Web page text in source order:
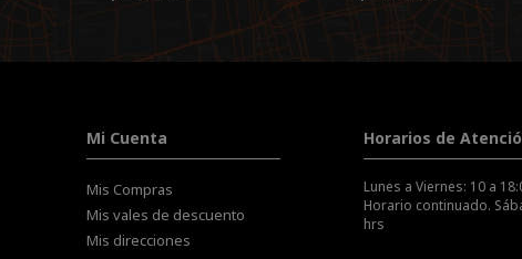
Mi Cuenta
Mis Compras
Mis vales de descuento
Mis direcciones
Horarios de
Lunes a Viernes: 10 a
Horario continuado.
hrs